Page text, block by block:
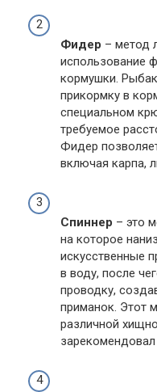
Фидер – метод
использование
кормушки.
прикормку в
специальном
требуемое
Фидер
включая карпа,
Спиннер – это
на которое
искусственные
в воду, после
проводку,
приманок. Этот
различной